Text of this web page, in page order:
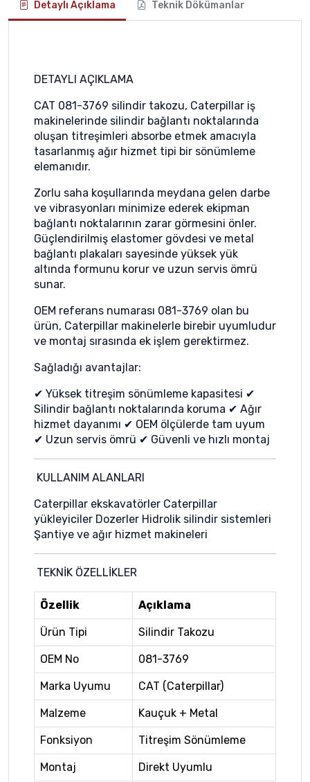
Detaylı Açıklama Teknik Dökümanlar
DETAYLI AÇIKLAMA
CAT 081-3769 silindir takozu, Caterpillar iş
makinelerinde silindir bağlantı noktalarında
oluşan titreşimleri absorbe etmek amacıyla
tasarlanmış ağır hizmet tipi bir sönümleme
elemanıdır.
Zorlu saha koşullarında meydana gelen darbe
ve vibrasyonları minimize ederek ekipman
bağlantı noktalarının zarar görmesini önler.
Güçlendirilmiş elastomer gövdesi ve metal
bağlantı plakaları sayesinde yüksek yük
altında formunu korur ve uzun servis ömrü
sunar.
OEM referans numarası 081-3769 olan bu
ürün, Caterpillar makinelerle birebir uyumludur
ve montaj sırasında ek işlem gerektirmez.
Sağladığı avantajlar:
✔ Yüksek titreşim sönümleme kapasitesi ✔
Silindir bağlantı noktalarında koruma ✔ Ağır
hizmet dayanımı ✔ OEM ölçülerde tam uyum
✔ Uzun servis ömrü ✔ Güvenli ve hızlı montaj
KULLANIM ALANLARI
Caterpillar ekskavatörler Caterpillar
yükleyiciler Dozerler Hidrolik silindir sistemleri
Şantiye ve ağır hizmet makineleri
TEKNİK ÖZELLİKLER
Özellik Açıklama
Ürün Tipi Silindir Takozu
OEM No 081-3769
Marka Uyumu CAT (Caterpillar)
Malzeme Kauçuk + Metal
Fonksiyon Titreşim Sönümleme
Montaj Direkt Uyumlu